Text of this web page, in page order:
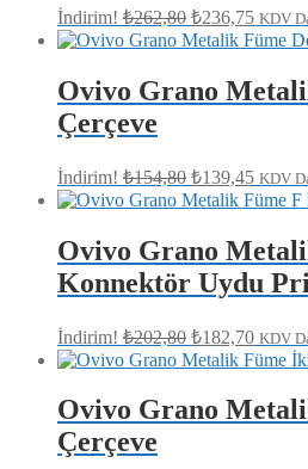
İndirim! ₺262,80 Orijinal
fiyat:
₺236,75 Şu
andaki
fiyat:
KDV
Ovivo Grano
Çerçeve
İndirim! ₺154,80 Orijinal
fiyat:
₺139,45 Şu
andaki
fiyat:
KDV
Ovivo Grano
Konnektör Uydu
İndirim! ₺202,80 Orijinal
fiyat:
₺182,70Şu
andaki
fiyat:
KDV
Ovivo Grano
Çerçeve